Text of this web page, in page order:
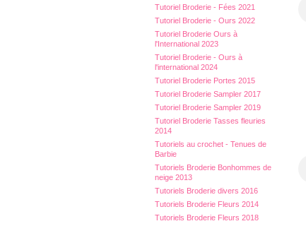
Tutoriel Broderie - Fées 2021
Tutoriel Broderie - Ours 2022
Tutoriel Broderie Ours à
l'International 2023
Tutoriel Broderie - Ours à
l'international 2024
Tutoriel Broderie Portes 2015
Tutoriel Broderie Sampler 2017
Tutoriel Broderie Sampler 2019
Tutoriel Broderie Tasses fleuries
2014
Tutoriels au crochet - Tenues de
Barbie
Tutoriels Broderie Bonhommes de
neige 2013
Tutoriels Broderie divers 2016
Tutoriels Broderie Fleurs 2014
Tutoriels Broderie Fleurs 2018